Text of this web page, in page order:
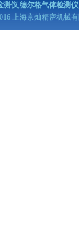
测仪,德尔格气体检测仪,
上海京灿精密机械